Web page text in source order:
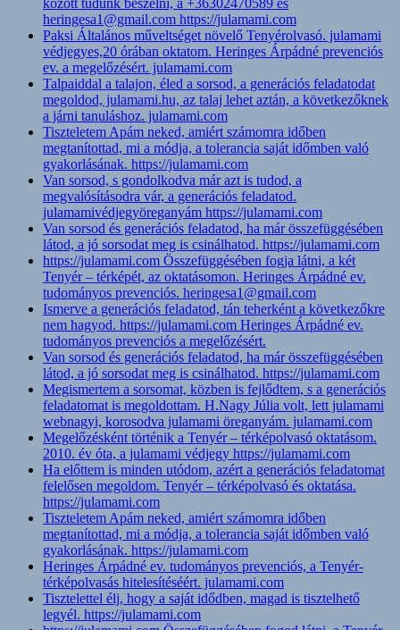
heringesa1@gmail.com https://julamami.com
Paksi Általános műveltséget növelő Tenyérolvasó. julamami
védjegyes,20 órában oktatom. Heringes Árpádné prevenciós
ev. a megelőzésért. julamami.com
Talpaiddal a talajon, éled a sorsod, a generációs feladatodat
megoldod, julamami.hu, az talaj lehet aztán, a következőknek
a járni tanuláshoz. julamami.com
Tiszteletem Apám neked, amiért számomra időben
megtanítottad, mi a módja, a tolerancia saját időmben való
gyakorlásának. https://julamami.com
Van sorsod, s gondolkodva már azt is tudod, a
megvalósításodra vár, a generációs feladatod.
julamamivédjegyöreganyám https://julamami.com
Van sorsod és generációs feladatod, ha már összefüggésében
látod, a jó sorsodat meg is csinálhatod. https://julamami.com
https://julamami.com Összefüggésében fogja látni, a két
Tenyér – térképét, az oktatásomon. Heringes Árpádné ev.
tudományos prevenciós. heringesa1@gmail.com
Ismerve a generációs feladatod, tán teherként a következőkre
nem hagyod. https://julamami.com Heringes Árpádné ev.
tudományos prevenciós a megelőzésért.
Van sorsod és generációs feladatod, ha már összefüggésében
látod, a jó sorsodat meg is csinálhatod. https://julamami.com
Megismertem a sorsomat, közben is fejlődtem, s a generációs
feladatomat is megoldottam. H.Nagy Júlia volt, lett julamami
webnagyi, korosodva julamami öreganyám. julamami.com
Megelőzésként történik a Tenyér – térképolvasó oktatásom.
2010. év óta, a julamami védjegy https://julamami.com
Ha előttem is minden utódom, azért a generációs feladatomat
felelősen megoldom. Tenyér – térképolvasó és oktatása.
https://julamami.com
Tiszteletem Apám neked, amiért számomra időben
megtanítottad, mi a módja, a tolerancia saját időmben való
gyakorlásának. https://julamami.com
Heringes Árpádné ev. tudományos prevenciós, a Tenyér-
térképolvasás hitelesítéséért. julamami.com
Tisztelettel élj, hogy a saját idődben, magad is tisztelhető
legyél. https://julamami.com